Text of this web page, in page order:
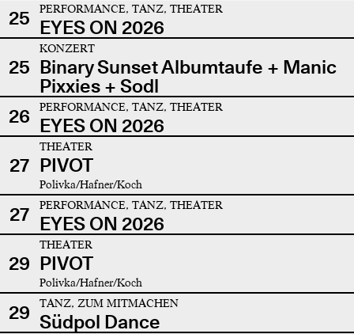
25 PERFORMANCE, TANZ, THEATER
EYES ON 2026
25
KONZERT
Binary Sunset Albumtaufe + Manic
Pixxies + Sodl
26
PERFORMANCE, TANZ, THEATER
EYES ON 2026
27
THEATER
PIVOT
Polivka/Hafner/Koch
27 PERFORMANCE, TANZ, THEATER
EYES ON 2026
29
THEATER
PIVOT
Polivka/Hafner/Koch
29 TANZ, ZUM MITMACHEN
Südpol Dance